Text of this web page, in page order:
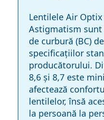
Lentilele Air
Astigmatism sunt
de curbură (BC)
specificațiilor
producătorului.
8,6 și 8,7 este
afectează
lentilelor, însă
la persoană la